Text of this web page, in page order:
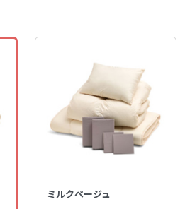
ミルクベージュ